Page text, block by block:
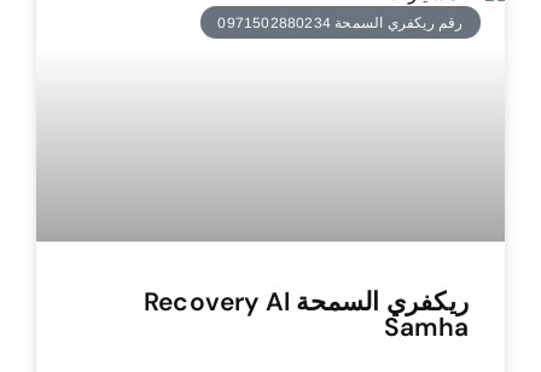
رقم ريكفري السمحة 0971502880234
ريكفري السمحة Recovery Al
Samha